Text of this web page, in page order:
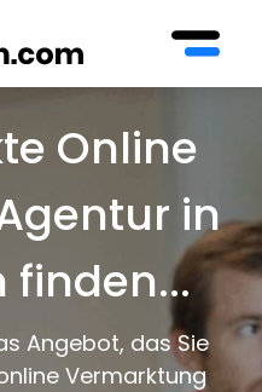
Online
in
finden...
Angebot, das Sie
Vermarktung